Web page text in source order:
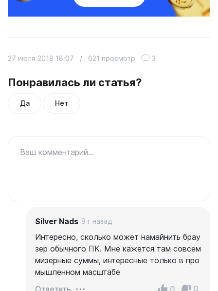
Понравилась ли статья?
Да Нет
27 июля 2018 18:07 / 621 просмотр 3
Ваш комментарий...
Silver Nads 8 г назад
Интересно, сколько может намайнить брау
зер обычного ПК. Мне кажется там совсем
мизерные суммы, интересные только в про
мышленном масштабе
0